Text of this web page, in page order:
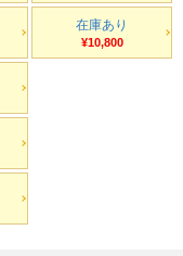
在庫あり
¥10,800